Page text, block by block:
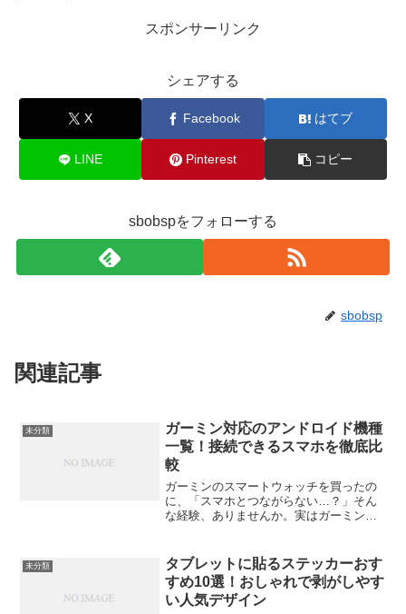
スポンサーリンク
シェアする
X Facebook はてブ
LINE Pinterest コピー
sbobspをフォローする
sbobsp
関連記事
未分類
ガーミン対応のアンドロイド機種
一覧！接続できるスマホを徹底比
較
ガーミンのスマートウォッチを買ったの
に、「スマホとつながらない…？」そん
な経験、ありませんか。実はガーミンと
最新の対応要件からおすすめ機種、そし
て注意したいポイント...
未分類
タブレットに貼るステッカーおす
すめ10選！おしゃれで剥がしやす
い人気デザイン